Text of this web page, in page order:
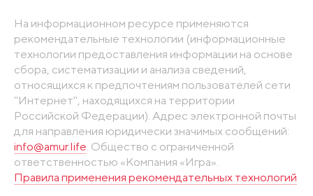
На информационном ресурсе применяются
рекомендательные технологии (информационные
технологии предоставления информации на основе
сбора, систематизации и анализа сведений,
относящихся к предпочтениям пользователей сети
"Интернет", находящихся на территории
Российской Федерации). Адрес электронной почты
для направления юридически значимых сообщений:
info@amur.life . Общество с ограниченной
ответственностью «Компания «Игра».
Правила применения рекомендательных технологий